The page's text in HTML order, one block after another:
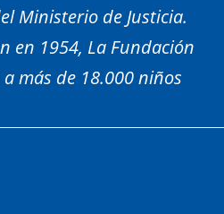
Ministerio de Justicia.
en 1954, La Fundación
más de 18.000 niños